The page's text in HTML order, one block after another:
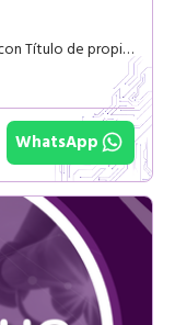
TERRENO EN VENTA Área: 550 m2 Cuenta con Título de propiedad (sunarp) Lugar Residencial, exclusivo para multifamiliar, pisos, oficina, almacén, depósito, institución educativa, etc Ubicado: en PIOMAX
WhatsApp